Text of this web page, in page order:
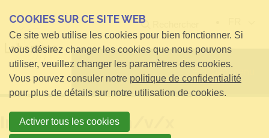
Open menu
Interne Sales m/v/x
COOKIES SUR CE SITE WEB
Ce site web utilise les cookies pour bien fonctionner. Si
vous désirez changer les cookies que nous pouvons
utiliser, veuillez changer les paramètres des cookies.
Vous pouvez consuler notre politique de confidentialité
pour plus de détails sur notre utilisation de cookies.
Activer tous les cookies